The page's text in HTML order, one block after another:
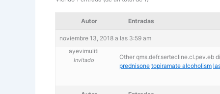
Autor Entradas
noviembre 13, 2018 a las 3:59 am
ayevimuliti
Invitado
Other qms.defr.sertecline.cl.pev.eb
prednisone topiramate alcoholism